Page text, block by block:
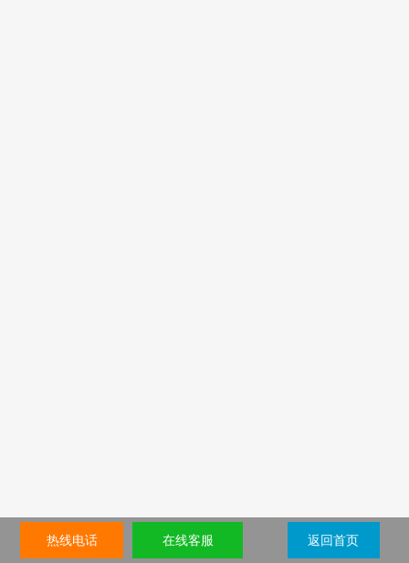
热线电话 在线客服 返回首页